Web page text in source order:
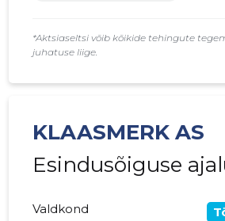
*Aktsiaseltsi võib kõikide tehingute
juhatuse liige.
KLAASMERK AS
Esindusõiguse
Valdkond